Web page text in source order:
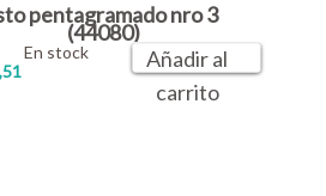
pentagramado nro 3
(44080)
En stock
Añadir al
carrito